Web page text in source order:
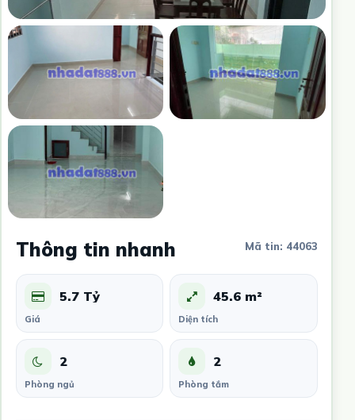
Thông tin nhanh Mã tin: 44063
5.7 Tỷ
Giá
45.6 m²
Diện tích
2
Phòng ngủ
2
Phòng tắm